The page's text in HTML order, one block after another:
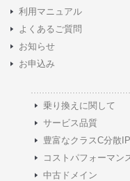
利用マニュアル
よくあるご質問
お知らせ
お申込み
乗り換えに関して
サービス品質
豊富なクラスC分散
コストパフォーマン
中古ドメイン